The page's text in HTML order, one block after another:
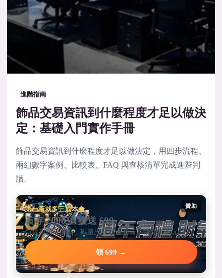
進階指南
飾品交易資訊到什麼程度才足以做決
定：基礎入門實作手冊
飾品交易資訊到什麼程度才足以做決定，用四步流程、
兩組數字案例、比較表、FAQ 與查核清單完成進階判
讀。
贊助
第一筆就多三成本金
首存 2000 直接送 699
新會員限定加碼，碼量只要彩金五倍，領完就能玩。
領 699 →